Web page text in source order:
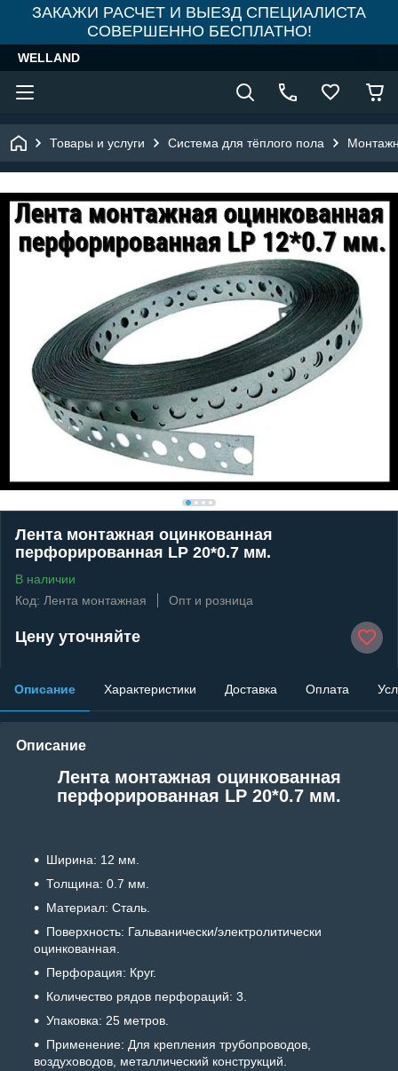
ЗАКАЖИ РАСЧЕТ И ВЫЕЗД СПЕЦИАЛИСТА
СОВЕРШЕННО БЕСПЛАТНО!
WELLAND
Товары и услуги Система для тёплого пола
Лента монтажная оцинкованная
перфорированная LP 20*0.7 мм.
В наличии
Код: Лента монтажная
Опт и розница
Цену уточняйте
Описание Характеристики Доставка Оплата
Описание
Лента монтажная оцинкованная
перфорированная LP 20*0.7 мм.
Ширина: 12 мм.
Толщина: 0.7 мм.
Материал: Сталь.
Поверхность: Гальванически/электролитически
оцинкованная.
Перфорация: Круг.
Количество рядов перфораций: 3.
Упаковка: 25 метров.
Применение: Для крепления трубопроводов,
воздуховодов, металлический конструкций.